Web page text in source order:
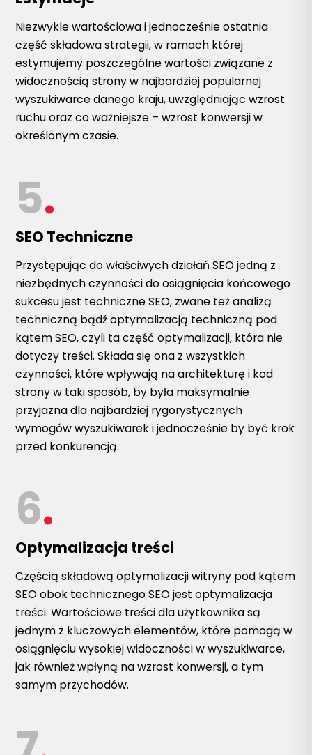
Niezwykle wartościowa i jednocześnie ostatnia
część składowa strategii, w ramach której
estymujemy poszczególne wartości związane z
widocznością strony w najbardziej popularnej
wyszukiwarce danego kraju, uwzględniając wzrost
ruchu oraz co ważniejsze – wzrost konwersji w
określonym czasie.
5.
SEO Techniczne
Przystępując do właściwych działań SEO jedną z
niezbędnych czynności do osiągnięcia końcowego
sukcesu jest techniczne SEO, zwane też analizą
techniczną bądź optymalizacją techniczną pod
kątem SEO, czyli ta część optymalizacji, która nie
dotyczy treści. Składa się ona z wszystkich
czynności, które wpływają na architekturę i kod
strony w taki sposób, by była maksymalnie
przyjazna dla najbardziej rygorystycznych
wymogów wyszukiwarek i jednocześnie by być krok
przed konkurencją.
6.
Optymalizacja treści
Częścią składową optymalizacji witryny pod kątem
SEO obok technicznego SEO jest optymalizacja
treści. Wartościowe treści dla użytkownika są
jednym z kluczowych elementów, które pomogą w
osiągnięciu wysokiej widoczności w wyszukiwarce,
jak również wpłyną na wzrost konwersji, a tym
samym przychodów.